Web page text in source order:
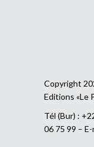
Copyright
Editions «Le
Tél (Bur) :
06 75 99 – E-